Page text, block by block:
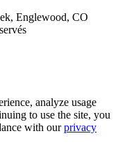
Englewood, CO
analyze usage
to use the site, you
with ourprivacy